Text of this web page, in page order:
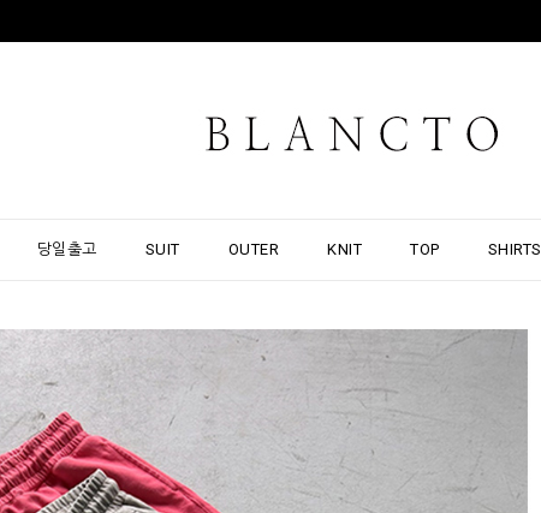
당일출고 SUIT OUTER KNIT TOP SHIRTS